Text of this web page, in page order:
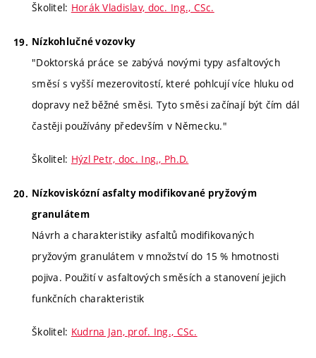
Školitel: Horák Vladislav, doc. Ing., CSc.
Nízkohlučné vozovky
"Doktorská práce se zabývá novými typy asfaltových
směsí s vyšší mezerovitostí, které pohlcují více hluku od
dopravy než běžné směsi. Tyto směsi začínají být čím dál
častěji používány především v Německu."
Školitel: Hýzl Petr, doc. Ing., Ph.D.
Nízkoviskózní asfalty modifikované pryžovým
granulátem
Návrh a charakteristiky asfaltů modifikovaných
pryžovým granulátem v množství do 15 % hmotnosti
pojiva. Použití v asfaltových směsích a stanovení jejich
funkčních charakteristik
Školitel: Kudrna Jan, prof. Ing., CSc.